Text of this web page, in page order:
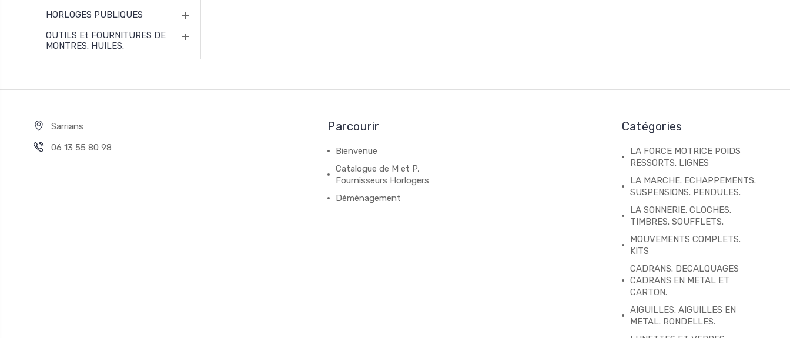
HORLOGES PUBLIQUES
OUTILS Et FOURNITURES DE
MONTRES. HUILES.
Sarrians
06 13 55 80 98
Parcourir
Bienvenue
Catalogue de M et P,
Fournisseurs Horlogers
Déménagement
Catégories
LA FORCE MOTRICE POIDS
RESSORTS. LIGNES
LA MARCHE. ECHAPPEMENTS.
SUSPENSIONS. PENDULES.
LA SONNERIE. CLOCHES.
TIMBRES. SOUFFLETS.
MOUVEMENTS COMPLETS.
KITS
CADRANS. DECALQUAGES
CADRANS EN METAL ET
CARTON.
AIGUILLES. AIGUILLES EN
METAL. RONDELLES.